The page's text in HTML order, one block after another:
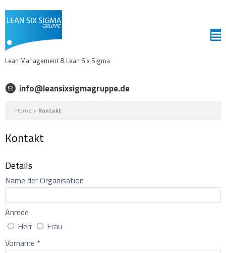
Lean Management & Lean Six Sigma
info@leansixsigmagruppe.de
Home > Kontakt
Kontakt
Details
Name der Organisation
Anrede
Herr
Frau
Vorname *